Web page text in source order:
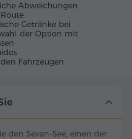
Abweichungen
Getränke bei
der Option mit
Fahrzeugen
den Sevan-See, einen der